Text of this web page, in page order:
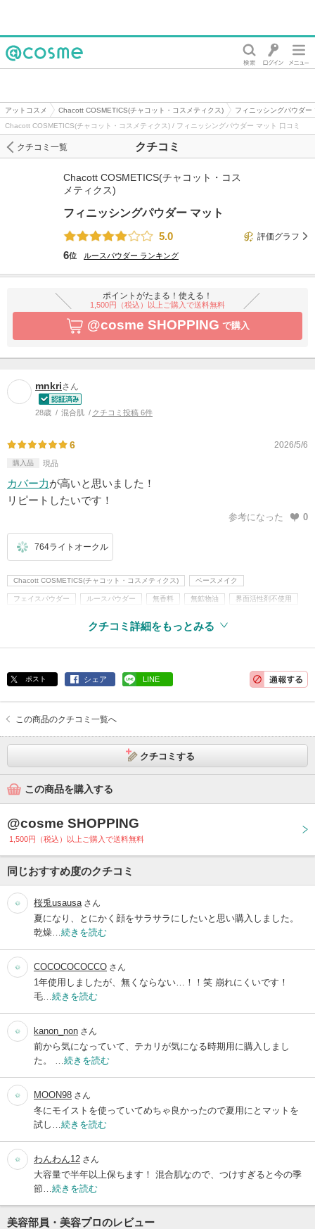
アットコスメ Chacott COSMETICS(チャコット・コスメティクス)
フィニッシングパウダー
Chacott COSMETICS(チャコット・コスメティクス) / フィニッシングパウダー マット 口コミ
クチコミ
クチコミ一覧
Chacott COSMETICS(チャコット・コス
メティクス)
フィニッシングパウダー マット
5.0
評価グラフ
6位 ルースパウダー ランキング
ポイントがたまる！使える！
1,500円（税込）以上ご購入で送料無料
@cosme SHOPPING で購入
mnkriさん
28歳 混合肌 クチコミ投稿 6件
6 2026/5/6
購入品 現品
カバー力が高いと思いました！
リピートしたいです！
参考になった 0
764ライトオークル
Chacott COSMETICS(チャコット・コスメティクス) ベースメイク
フェイスパウダー ルースパウダー 無香料 無鉱物油 界面活性剤不使用
クチコミ詳細をもっとみる
ポスト シェア LINE
この商品のクチコミ一覧へ
クチコミする
この商品を購入する
@cosme SHOPPING
1,500円（税込）以上ご購入で送料無料
同じおすすめ度のクチコミ
桜兎usausa さん
夏になり、とにかく顔をサラサラにしたいと思い購入しました。
乾燥… 続きを読む
COCOCOCOCCO さん
1年使用しましたが、無くならない…！！笑 崩れにくいです！
毛… 続きを読む
kanon_non さん
前から気になっていて、テカリが気になる時期用に購入しまし
た。 … 続きを読む
MOON98 さん
冬にモイストを使っていてめちゃ良かったので夏用にとマットを
試し… 続きを読む
わんわん12 さん
大容量で半年以上保ちます！ 混合肌なので、つけすぎると今の季
節… 続きを読む
美容部員・美容プロのレビュー